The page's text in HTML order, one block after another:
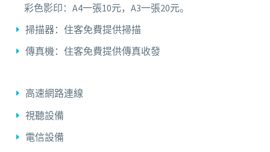
彩色影印：A4一張10元，A3一張20元。
掃描器：住客免費提供掃描
傳真機：住客免費提供傳真收發
高速網路連線
視聽設備
電信設備